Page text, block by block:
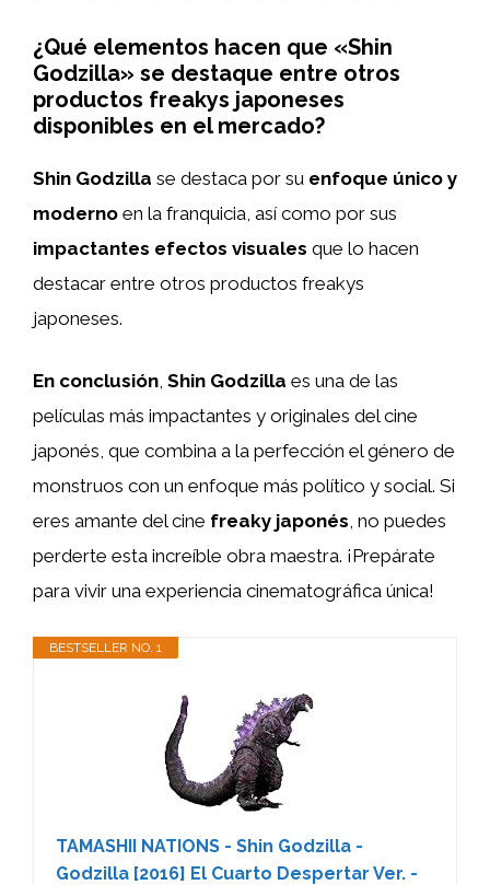
¿Qué elementos hacen que «Shin
Godzilla» se destaque entre otros
productos freakys japoneses
disponibles en el mercado?
Shin Godzilla se destaca por su enfoque único y
moderno en la franquicia, así como por sus
impactantes efectos visuales que lo hacen
destacar entre otros productos freakys
japoneses.
En conclusión, Shin Godzilla es una de las
películas más impactantes y originales del cine
japonés, que combina a la perfección el género de
monstruos con un enfoque más político y social. Si
eres amante del cine freaky japonés, no puedes
perderte esta increíble obra maestra. ¡Prepárate
para vivir una experiencia cinematográfica única!
BESTSELLER NO. 1
TAMASHII NATIONS - Shin Godzilla -
Godzilla [2016] El Cuarto Despertar Ver. -